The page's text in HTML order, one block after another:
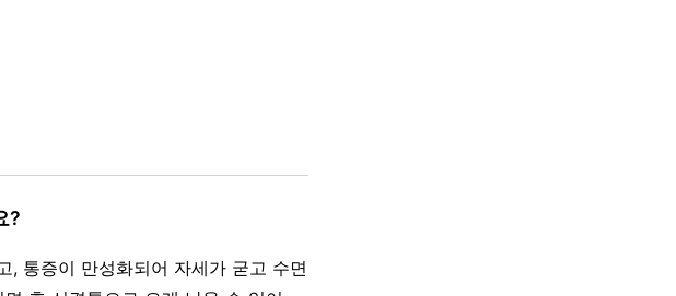
?
, 통증이 만성화되어 자세가 굳고 수면